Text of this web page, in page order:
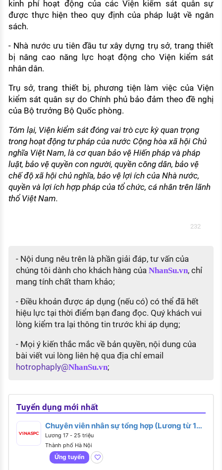
kinh phí hoạt động của các Viện kiểm sát quân sự
được thực hiện theo quy định của pháp luật về ngân
sách.
- Nhà nước ưu tiên đầu tư xây dựng trụ sở, trang thiết
bị nâng cao năng lực hoạt động cho Viện kiểm sát
nhân dân.
Trụ sở, trang thiết bị, phương tiện làm việc của Viện
kiểm sát quân sự do Chính phủ bảo đảm theo đề nghị
của Bộ trưởng Bộ Quốc phòng.
Tóm lại, Viện kiểm sát đóng vai trò cực kỳ quan trọng
trong hoạt động tư pháp của nước Cộng hòa xã hội Chủ
nghĩa Việt Nam, là cơ quan bảo vệ Hiến pháp và pháp
luật, bảo vệ quyền con người, quyền công dân, bảo vệ
chế độ xã hội chủ nghĩa, bảo vệ lợi ích của Nhà nước,
quyền và lợi ích hợp pháp của tổ chức, cá nhân trên lãnh
thổ Việt Nam.
232
- Nội dung nêu trên là phần giải đáp, tư vấn của
chúng tôi dành cho khách hàng của NhanSu.vn, chỉ
mang tính chất tham khảo;
- Điều khoản được áp dụng (nếu có) có thể đã hết
hiệu lực tại thời điểm bạn đang đọc. Quý khách vui
lòng kiểm tra lại thông tin trước khi áp dụng;
- Mọi ý kiến thắc mắc về bản quyền, nội dung của
bài viết vui lòng liên hệ qua địa chỉ email
hotrophaply@NhanSu.vn;
Tuyển dụng mới nhất
Chuyên viên nhân sự tổng hợp (Lương từ 17 -
25 triệu)
Lương 17 - 25 triệu
Thành phố Hà Nội
Ứng tuyển